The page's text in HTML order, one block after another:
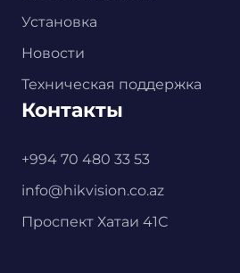
Установка
Новости
Техническая поддержка
Контакты
+994 70 480 33 53
info@hikvision.co.az
Проспект Хатаи 41С